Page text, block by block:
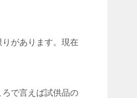
があります。現在
で言えば試供品の